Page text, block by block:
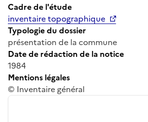
Cadre de l'étude
inventaire topographique
Typologie du dossier
présentation de la commune
Date de rédaction de la notice
1984
Mentions légales
© Inventaire général